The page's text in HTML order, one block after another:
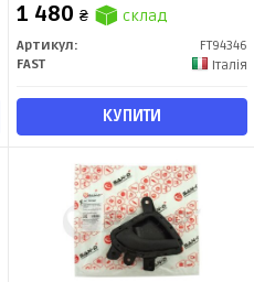
1 480 ₴ склад
Артикул:
FT94346
FAST
Італія
КУПИТИ